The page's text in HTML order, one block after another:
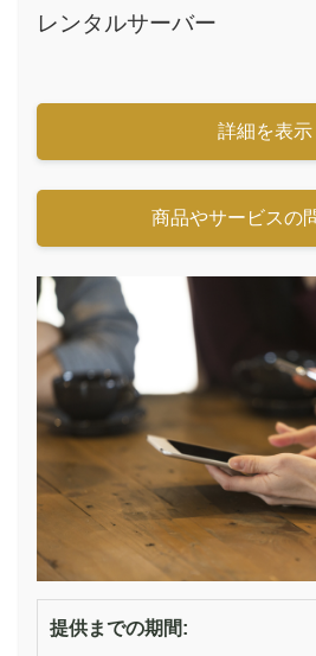
レンタルサーバー
詳細を表示
商品やサービスの
提供までの期間: